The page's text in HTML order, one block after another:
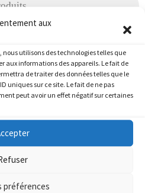
aux
nous utilisons des technologies telles que
aux informations des appareils. Le fait de
de traiter des données telles que le
uniques sur ce site. Le fait de ne pas
peut avoir un effet négatif sur certaines
préférences